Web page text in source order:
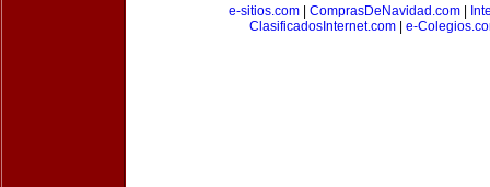
e-sitios.com| ComprasDeNavidad.com|
ClasificadosInternet.com| e-